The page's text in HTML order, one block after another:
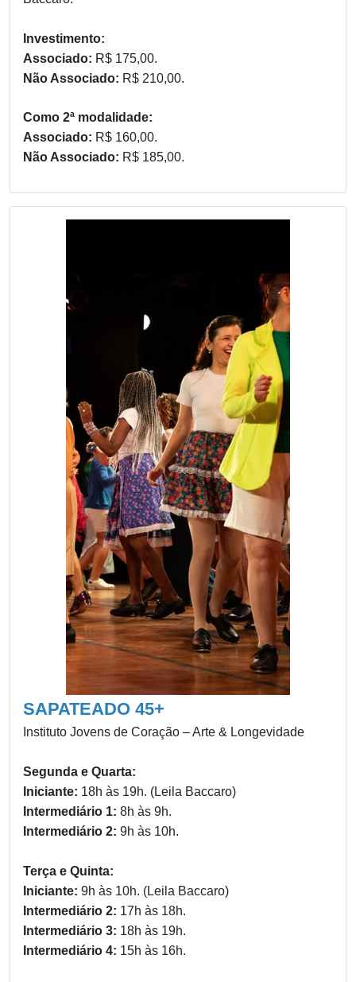
Investimento:
Associado: R$ 175,00.
Não Associado: R$ 210,00.
Como 2ª modalidade:
Associado: R$ 160,00.
Não Associado: R$ 185,00.
SAPATEADO 45+
Instituto Jovens de Coração – Arte & Longevidade
Segunda e Quarta:
Iniciante: 18h às 19h. (Leila Baccaro)
Intermediário 1: 8h às 9h.
Intermediário 2: 9h às 10h.
Terça e Quinta:
Iniciante: 9h às 10h. (Leila Baccaro)
Intermediário 2: 17h às 18h.
Intermediário 3: 18h às 19h.
Intermediário 4: 15h às 16h.